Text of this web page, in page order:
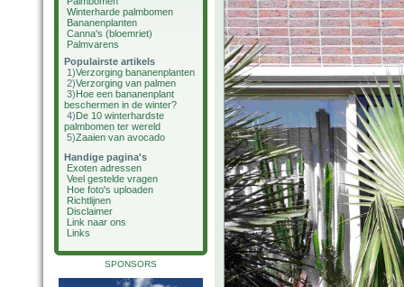
Winterharde palmbomen
Bananenplanten
Canna's (bloemriet)
Palmvarens
Populairste artikels
1)Verzorging bananenplanten
2)Verzorging van palmen
3)Hoe een bananenplant
beschermen in de winter?
4)De 10 winterhardste
palmbomen ter wereld
5)Zaaien van avocado
Handige pagina's
Exoten adressen
Veel gestelde vragen
Hoe foto's uploaden
Richtlijnen
Disclaimer
Link naar ons
Links
SPONSORS